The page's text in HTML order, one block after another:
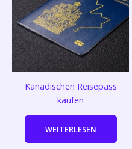
Kanadischen Reisepass
kaufen
WEITERLESEN